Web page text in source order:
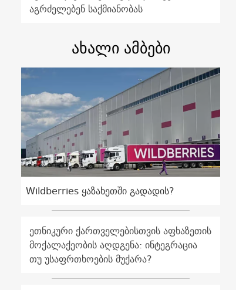
აგრძელებენ საქმიანობას
ახალი ამბები
Wildberries ყაზახეთში გადადის?
ეთნიკური ქართველებისთვის აფხაზეთის
მოქალაქეობის აღდგენა: ინტეგრაცია
თუ უსაფრთხოების მუქარა?